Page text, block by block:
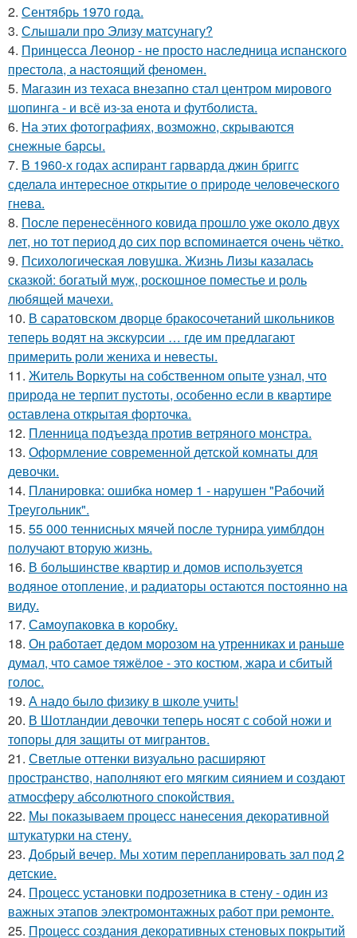
2. Сентябрь 1970 года.
3. Слышали про Элизу матсунагу?
4. Принцесса Леонор - не просто наследница испанского
престола, а настоящий феномен.
5. Магазин из техаса внезапно стал центром мирового
шопинга - и всё из-за енота и футболиста.
6. На этих фотографиях, возможно, скрываются
снежные барсы.
7. В 1960-х годах аспирант гарварда джин бриггс
сделала интересное открытие о природе человеческого
гнева.
8. После перенесённого ковида прошло уже около двух
лет, но тот период до сих пор вспоминается очень чётко.
9. Психологическая ловушка. Жизнь Лизы казалась
сказкой: богатый муж, роскошное поместье и роль
любящей мачехи.
10. В саратовском дворце бракосочетаний школьников
теперь водят на экскурсии … где им предлагают
примерить роли жениха и невесты.
11. Житель Воркуты на собственном опыте узнал, что
природа не терпит пустоты, особенно если в квартире
оставлена открытая форточка.
12. Пленница подъезда против ветряного монстра.
13. Оформление современной детской комнаты для
девочки.
14. Планировка: ошибка номер 1 - нарушен "Рабочий
Треугольник".
15. 55 000 теннисных мячей после турнира уимблдон
получают вторую жизнь.
16. В большинстве квартир и домов используется
водяное отопление, и радиаторы остаются постоянно на
виду.
17. Самоупаковка в коробку.
18. Он работает дедом морозом на утренниках и раньше
думал, что самое тяжёлое - это костюм, жара и сбитый
голос.
19. А надо было физику в школе учить!
20. В Шотландии девочки теперь носят с собой ножи и
топоры для защиты от мигрантов.
21. Светлые оттенки визуально расширяют
пространство, наполняют его мягким сиянием и создают
атмосферу абсолютного спокойствия.
22. Мы показываем процесс нанесения декоративной
штукатурки на стену.
23. Добрый вечер. Мы хотим перепланировать зал под 2
детские.
24. Процесс установки подрозетника в стену - один из
важных этапов электромонтажных работ при ремонте.
25. Процесс создания декоративных стеновых покрытий